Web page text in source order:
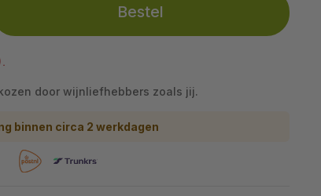
Bestel
door wijnliefhebbers zoals jij.
binnen circa 2 werkdagen